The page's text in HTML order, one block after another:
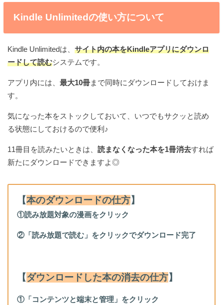
Kindle Unlimitedの使い方について
Kindle Unlimitedは、サイト内の本をKindleアプリにダウンロ
ードして読むシステムです。
アプリ内には、最大10冊まで同時にダウンロードしておけま
す。
気になった本をストックしておいて、いつでもサクッと読め
る状態にしておけるので便利♪
11冊目を読みたいときは、読まなくなった本を1冊消去すれば
新たにダウンロードできますよ◎
【本のダウンロードの仕方】
①読み放題対象の漫画をクリック
②「読み放題で読む」をクリックでダウンロード完了
【ダウンロードした本の消去の仕方】
①「コンテンツと端末と管理」をクリック